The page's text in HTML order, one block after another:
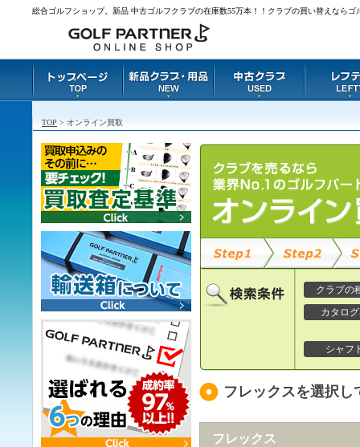
総合ゴルフショップ。新品 中古ゴルフクラブの在庫数55万本！！クラブの買い替えなら
TOP > オンライン買取
クラブの
カタロ
シャフ
フレックスを選択し
フレックス